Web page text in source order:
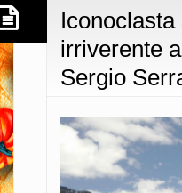
irriverente
Sergio